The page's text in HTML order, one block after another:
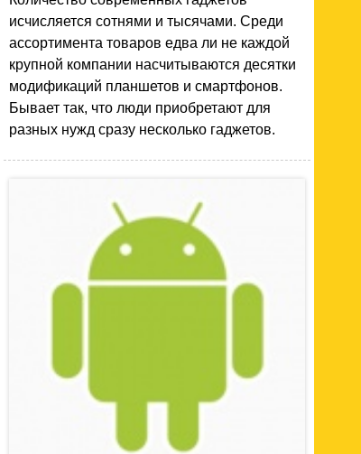
исчисляется сотнями и тысячами. Среди
ассортимента товаров едва ли не каждой
крупной компании насчитываются десятки
модификаций планшетов и смартфонов.
Бывает так, что люди приобретают для
разных нужд сразу несколько гаджетов.